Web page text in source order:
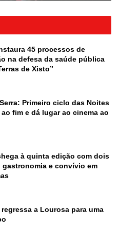
45 processos de
na defesa da saúde pública
de Xisto”
Primeiro ciclo das Noites
fim e dá lugar ao cinema ao
à quinta edição com dois
gastronomia e convívio em
a Lourosa para uma